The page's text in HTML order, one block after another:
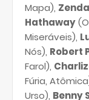
Mapa),
Hathaway
Miseráveis),
Nós), Robert
Farol),
Fúria,
Urso), Benny